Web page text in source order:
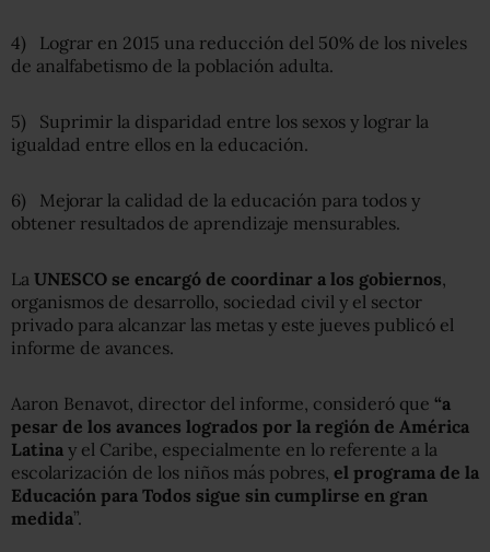
4) Lograr en 2015 una reducción del 50% de los niveles
de analfabetismo de la población adulta.
5) Suprimir la disparidad entre los sexos y lograr la
igualdad entre ellos en la educación.
6) Mejorar la calidad de la educación para todos y
obtener resultados de aprendizaje mensurables.
La UNESCO se encargó de coordinar a los gobiernos
organismos de desarrollo, sociedad civil y el sector
privado para alcanzar las metas y este jueves publicó el
informe de avances.
Aaron Benavot, director del informe, consideró que “a
pesar de los avances logrados por la región de América
Latina y el Caribe, especialmente en lo referente a la
escolarización de los niños más pobres, el programa de la
Educación para Todos sigue sin cumplirse en gran
medida”.